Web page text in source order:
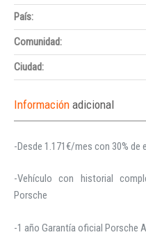
País:
Comunidad:
Ciudad:
Información adicional
-Desde 1.171€/mes con 30% de
-Vehículo con historial
Porsche
-1 año Garantía oficial Porsche